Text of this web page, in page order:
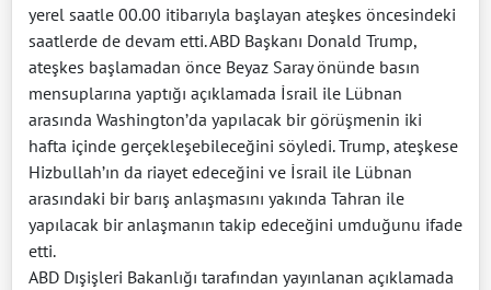
yerel saatle 00.00 itibarıyla başlayan ateşkes öncesindeki
saatlerde de devam etti. ABD Başkanı Donald Trump,
ateşkes başlamadan önce Beyaz Saray önünde basın
mensuplarına yaptığı açıklamada İsrail ile Lübnan
arasında Washington’da yapılacak bir görüşmenin iki
hafta içinde gerçekleşebileceğini söyledi. Trump, ateşkese
Hizbullah’ın da riayet edeceğini ve İsrail ile Lübnan
arasındaki bir barış anlaşmasını yakında Tahran ile
yapılacak bir anlaşmanın takip edeceğini umduğunu ifade
etti.
ABD Dışişleri Bakanlığı tarafından yayınlanan açıklamada